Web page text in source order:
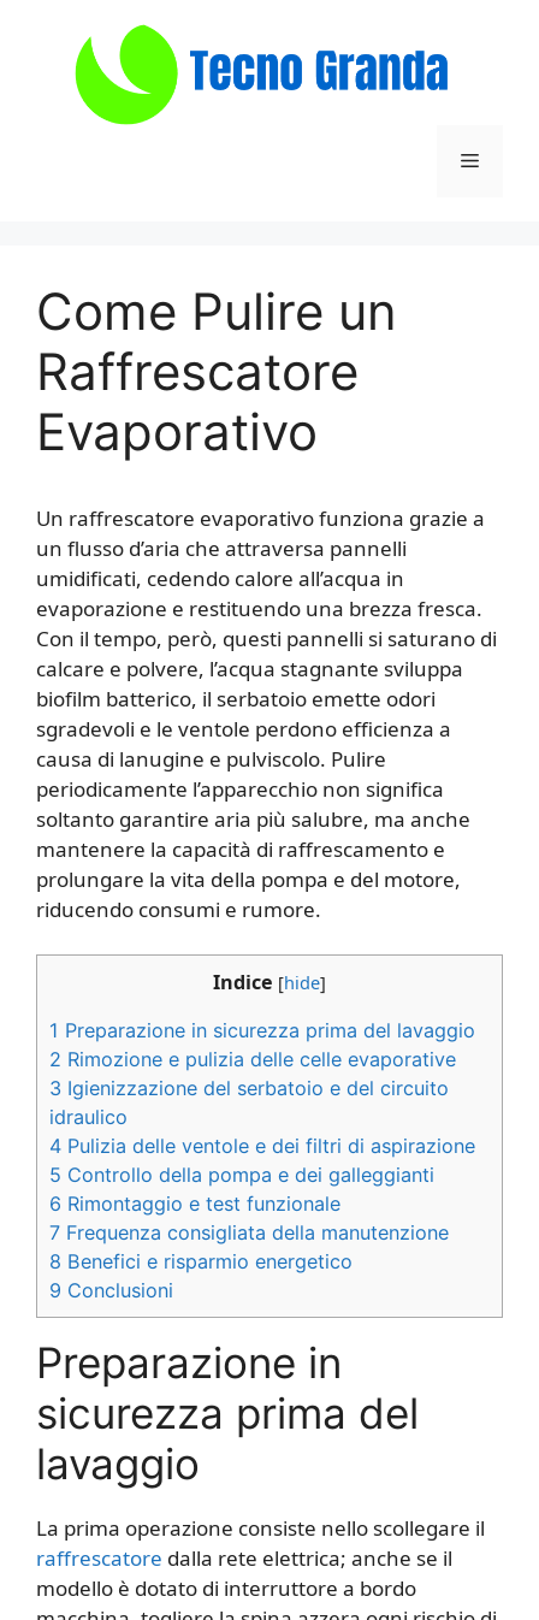
contenuto
Menu
Come Pulire un
Raffrescatore
Evaporativo
Un raffrescatore evaporativo funziona grazie a
un flusso d’aria che attraversa pannelli
umidificati, cedendo calore all’acqua in
evaporazione e restituendo una brezza fresca.
Con il tempo, però, questi pannelli si saturano di
calcare e polvere, l’acqua stagnante sviluppa
biofilm batterico, il serbatoio emette odori
sgradevoli e le ventole perdono efficienza a
causa di lanugine e pulviscolo. Pulire
periodicamente l’apparecchio non significa
soltanto garantire aria più salubre, ma anche
mantenere la capacità di raffrescamento e
prolungare la vita della pompa e del motore,
riducendo consumi e rumore.
Indice [hide]
1 Preparazione in sicurezza prima del lavaggio
2 Rimozione e pulizia delle celle evaporative
3 Igienizzazione del serbatoio e del circuito
idraulico
4 Pulizia delle ventole e dei filtri di aspirazione
5 Controllo della pompa e dei galleggianti
6 Rimontaggio e test funzionale
7 Frequenza consigliata della manutenzione
8 Benefici e risparmio energetico
9 Conclusioni
Preparazione in
sicurezza prima del
lavaggio
La prima operazione consiste nello scollegare il
raffrescatore dalla rete elettrica; anche se il
modello è dotato di interruttore a bordo